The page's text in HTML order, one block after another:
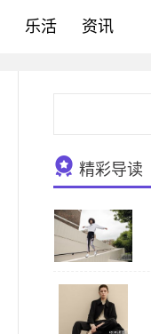
乐活 资讯
精彩导读